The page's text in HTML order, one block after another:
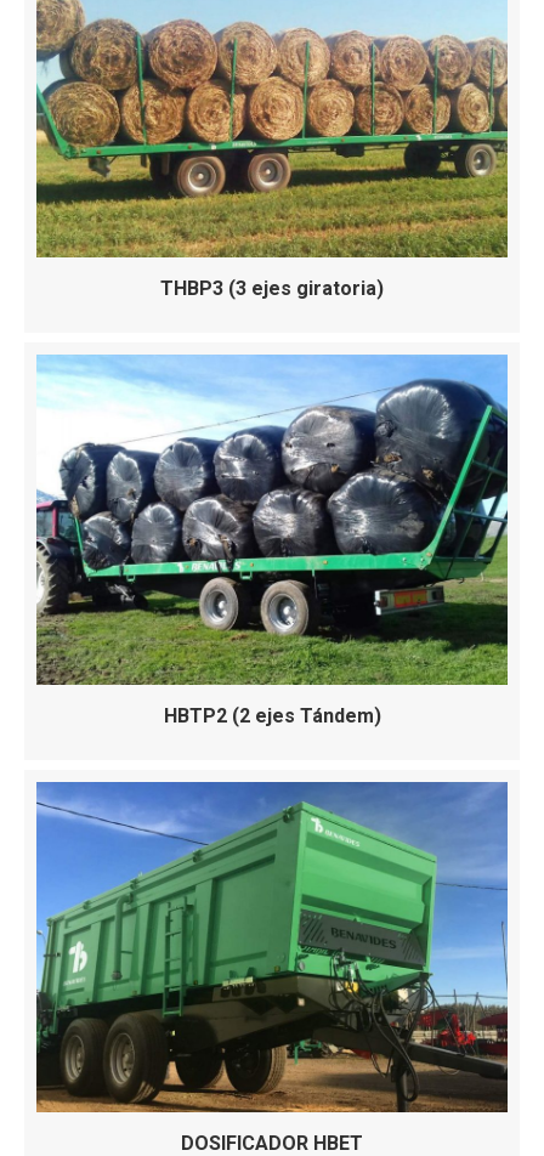
THBP3 (3 ejes giratoria)
HBTP2 (2 ejes Tándem)
DOSIFICADOR HBET